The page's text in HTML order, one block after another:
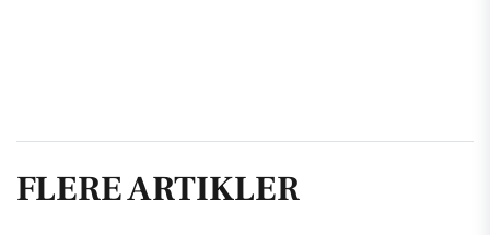
FLERE ARTIKLER